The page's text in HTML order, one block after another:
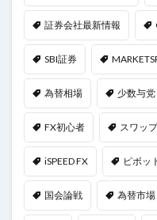
証券会社最新情報
SBI証券
為替相場 少数与党
FX初心者 スワッ
iSPEED FX ピボッ
国会論戦 為替市場